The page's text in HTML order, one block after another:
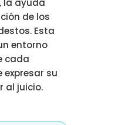
la ayuda
de los
Esta
entorno
cada
su
al juicio.